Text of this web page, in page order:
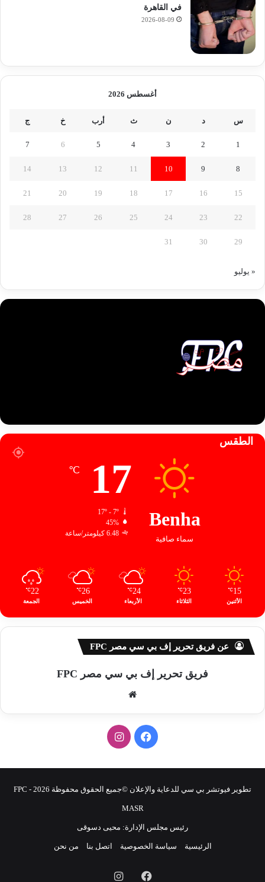
في القاهرة
2026-08-09
أغسطس 2026
س د ن ث أرب خ ج
1
2
3
4
5
6
7
8
9
10
11
12
13
14
15
16
17
18
19
20
21
22
23
24
25
26
27
28
29
30
31
« يوليو
الطقس
Benha
سماء صافية
17
℃
17º - 7º
45%
6.48 كيلومتر/ساعة
15
℃
الأثنين
23
℃
الثلاثاء
24
℃
الأربعاء
26
℃
الخميس
22
℃
الجمعة
عن فريق تحرير إف بي سي مصر FPC
فريق تحرير إف بي سي مصر FPC
الوي
ب
س
ب
و
ق
ا
تطوير فيوتشر بي سي للدعاية والإعلان ©جميع الحقوق محفوظة 2026 - FPC
MASR
رئيس مجلس الإدارة: محيى دسوقى
الرئيسية سياسة الخصوصية اتصل بنا من نحن
فيسبوك